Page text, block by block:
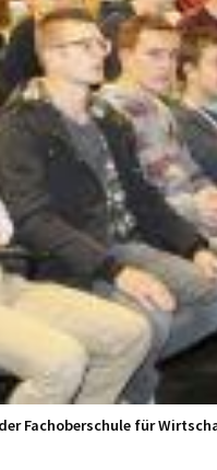
Fachoberschule für